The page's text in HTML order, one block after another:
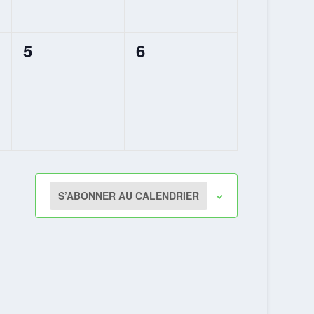
0
5
0
6
S’ABONNER AU CALENDRIER